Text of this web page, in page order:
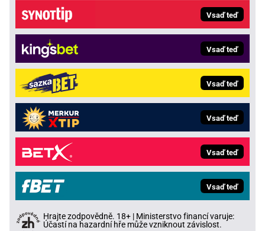
Vsaď teď
Vsaď teď
Vsaď teď
Vsaď teď
Vsaď teď
Vsaď teď
Hrajte zodpovědně. 18+ | Ministerstvo financí varuje:
Účastí na hazardní hře může vzniknout závislost.